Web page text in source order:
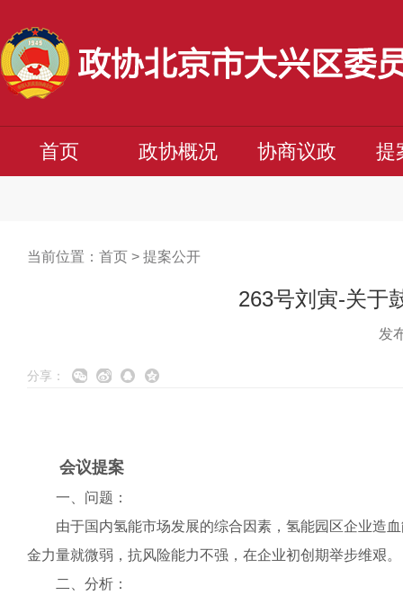
首页 政协概况 协商议政 提
当前位置： 首页 > 提案公开
263号刘寅-关于
发
分享：
会议提案
一、问题：
由于国内氢能市场发展的综合因素，氢能园区企业造血
金力量就微弱，抗风险能力不强，在企业初创期举步维艰。
二、分析：